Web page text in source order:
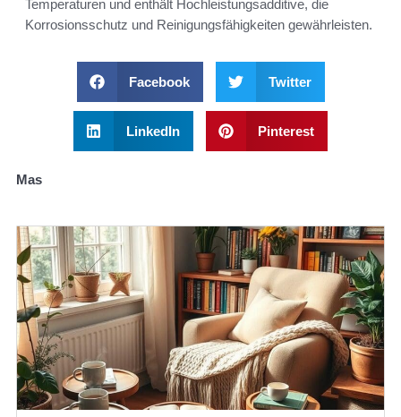
Temperaturen und enthält Hochleistungsadditive, die
Korrosionsschutz und Reinigungsfähigkeiten gewährleisten.
Facebook Twitter
LinkedIn Pinterest
Mas